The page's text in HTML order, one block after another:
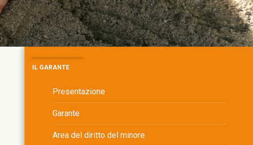
IL GARANTE
Presentazione
Garante
Area del diritto del minore